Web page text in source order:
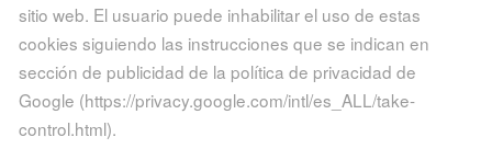
sitio web. El usuario puede inhabilitar el uso de estas
cookies siguiendo las instrucciones que se indican en
sección de publicidad de la política de privacidad de
Google (https://privacy.google.com/intl/es_ALL/take-
control.html).